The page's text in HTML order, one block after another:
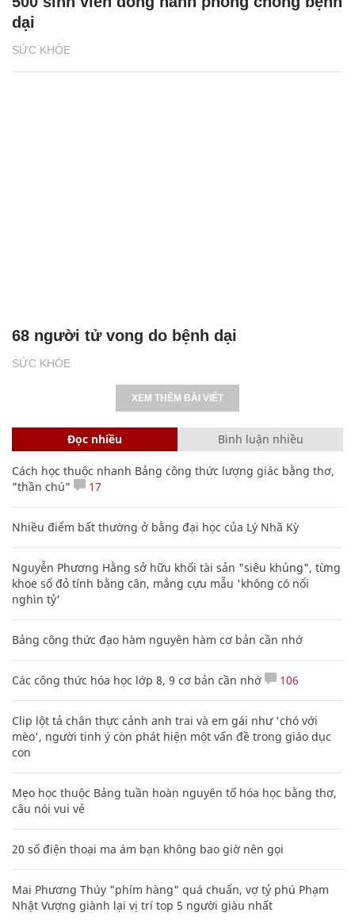
SỨC KHỎE
dại
SỨC KHỎE
68 người tử vong do bệnh dại
XEM THÊM BÀI VIẾT
Đọc nhiều Bình luận nhiều
Cách học thuộc nhanh Bảng công thức lượng giác bằng thơ,
"thần chú"
17
Nhiều điểm bất thường ở bằng đại học của Lý Nhã Kỳ
Nguyễn Phương Hằng sở hữu khối tài sản "siêu khủng", từng
khoe sổ đỏ tính bằng cân, mắng cựu mẫu 'không có nổi
nghìn tỷ'
Bảng công thức đạo hàm nguyên hàm cơ bản cần nhớ
Các công thức hóa học lớp 8, 9 cơ bản cần nhớ 106
Clip lột tả chân thực cảnh anh trai và em gái như 'chó với
mèo', người tinh ý còn phát hiện một vấn đề trong giáo dục
con
Mẹo học thuộc Bảng tuần hoàn nguyên tố hóa học bằng thơ,
câu nói vui vẻ
20 số điện thoại ma ám bạn không bao giờ nên gọi
Mai Phương Thúy "phím hàng" quá chuẩn, vợ tỷ phú Phạm
Nhật Vượng giành lại vị trí top 5 người giàu nhất